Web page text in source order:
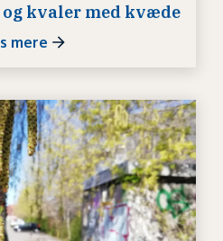
og kvaler med kvæde
mere